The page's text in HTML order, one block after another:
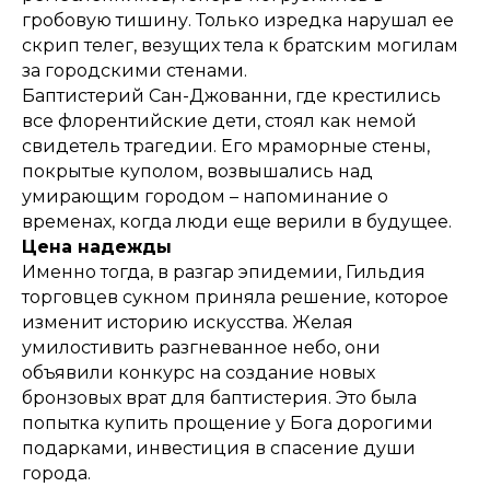
гробовую тишину. Только изредка нарушал ее
скрип телег, везущих тела к братским могилам
за городскими стенами.
Баптистерий Сан-Джованни, где крестились
все флорентийские дети, стоял как немой
свидетель трагедии. Его мраморные стены,
покрытые куполом, возвышались над
умирающим городом – напоминание о
временах, когда люди еще верили в будущее.
Цена надежды
Именно тогда, в разгар эпидемии, Гильдия
торговцев сукном приняла решение, которое
изменит историю искусства. Желая
умилостивить разгневанное небо, они
объявили конкурс на создание новых
бронзовых врат для баптистерия. Это была
попытка купить прощение у Бога дорогими
подарками, инвестиция в спасение души
города.